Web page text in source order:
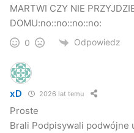
MARTWI CZY NIE
DOMU:no::no::no::no:
0 Odpowiedz
xD 2026 lat temu
Proste
Brali Podpisywali podwójne